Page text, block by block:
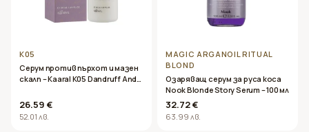
K05
Серум против пърхот и мазен
скалп – Kaaral K05 Dandruff And
26.59 €
52.01 лв.
MAGIC ARGANOIL RITUAL
BLOND
Озаряващ серум за руса коса
Nook Blonde Story Serum – 100 мл
32.72 €
63.99 лв.